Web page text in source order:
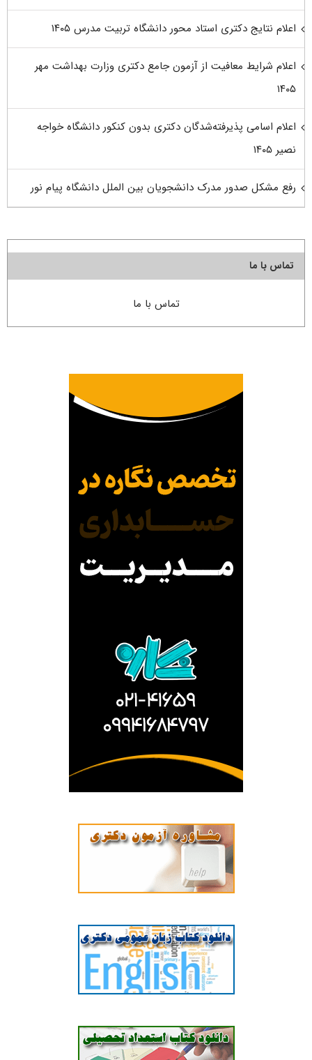
اعلام نتایج دکتری استاد محور دانشگاه تربیت مدرس ۱۴۰۵
اعلام شرایط معافیت از آزمون جامع دکتری وزارت بهداشت مهر
۱۴۰۵
اعلام اسامی پذیرفته‌شدگان دکتری بدون کنکور دانشگاه خواجه
نصیر ۱۴۰۵
رفع مشکل صدور مدرک دانشجویان بین الملل دانشگاه پیام نور
تماس با ما
تماس با ما